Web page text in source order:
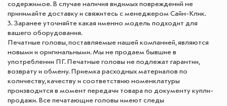
содержимое. В случае наличия видимых повреждений не
принимайте доставку и свяжитесь с менеджером Сайн-Клик.
3. Заранее уточняйте какая именно модель подходит для
вашего оборудования.
Печатные головы, поставляемые нашей компанией, являются
новыми и оригинальными. Мы не продаем бывшие в
употреблении ПГ. Печатные головы не подлежат гарантии,
возврату и обмену. Приемка расходных материалов по
количеству, качеству и соответствию номенклатуры
производится в момент передачи товара по документу купли-
продажи. Все печатающие головы имеют следы